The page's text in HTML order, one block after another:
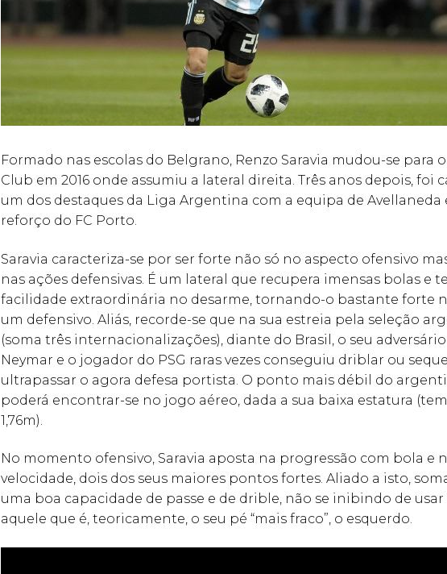
Formado nas escolas do Belgrano, Renzo Saravia mudou-se para
Club em 2016 onde assumiu a lateral direita. Três anos depois, foi
um dos destaques da Liga Argentina com a equipa de Avellaneda
reforço do FC Porto.
Saravia caracteriza-se por ser forte não só no aspecto ofensivo
nas ações defensivas. É um lateral que recupera imensas bolas e
facilidade extraordinária no desarme, tornando-o bastante forte
um defensivo. Aliás, recorde-se que na sua estreia pela seleção
(soma três internacionalizações), diante do Brasil, o seu
Neymar e o jogador do PSG raras vezes conseguiu driblar ou
ultrapassar o agora defesa portista. O ponto mais débil do
poderá encontrar-se no jogo aéreo, dada a sua baixa estatura
1,76m).
No momento ofensivo, Saravia aposta na progressão com bola e
velocidade, dois dos seus maiores pontos fortes. Aliado a isto,
uma boa capacidade de passe e de drible, não se inibindo de
aquele que é, teoricamente, o seu pé “mais fraco”, o esquerdo.